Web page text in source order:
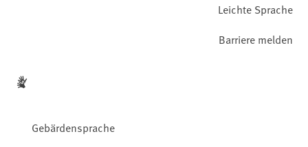
Leichte Sprache
Gebärdensprache
Barriere melden